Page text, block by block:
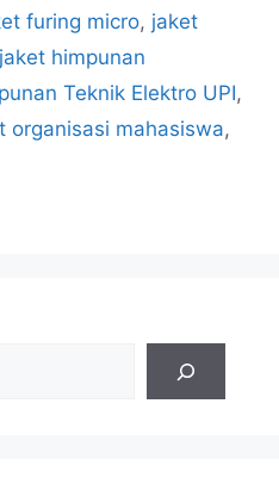
furing micro, jaket
jaket himpunan
Teknik Elektro UPI,
organisasi mahasiswa,